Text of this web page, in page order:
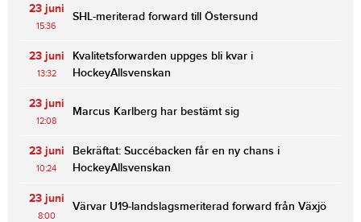
23 juni
15:36
SHL-meriterad forward till Östersund
23 juni
13:32
Kvalitetsforwarden uppges bli kvar i
HockeyAllsvenskan
23 juni
12:08
Marcus Karlberg har bestämt sig
23 juni
10:24
Bekräftat: Succébacken får en ny chans i
HockeyAllsvenskan
23 juni
8:00
Värvar U19-landslagsmeriterad forward från Växjö